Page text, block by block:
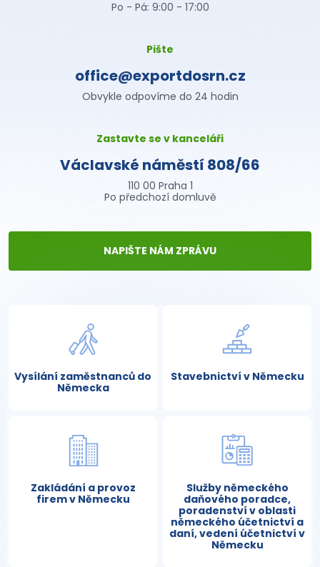
Po - Pá: 9:00 - 17:00
Pište
office@exportdosrn.cz
Obvykle odpovíme do 24 hodin
Zastavte se v kanceláři
Václavské náměstí 808/66
110 00 Praha 1
Po předchozí domluvě
NAPIŠTE NÁM ZPRÁVU
Vysílání zaměstnanců do
Německa
Stavebnictví v Německu
Zakládání a provoz
firem v Německu
Služby německého
daňového poradce,
poradenství v oblasti
německého účetnictví a
daní, vedení účetnictví v
Německu